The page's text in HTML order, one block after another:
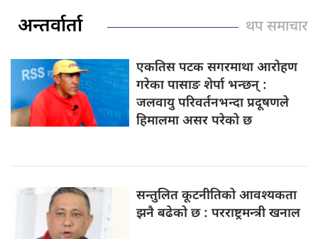
अन्तर्वार्ता थप समाचार
एकतिस पटकसगरमाथा आरोहण
गरेका पासाङ शेर्पा भन्छन् :
जलवायु परिवर्तनभन्दा प्रदूषणले
हिमालमा असर परेको छ
सन्तुलित कूटनीतिकोआवश्यकता
झनै बढेको छ : परराष्ट्रमन्त्री खनाल